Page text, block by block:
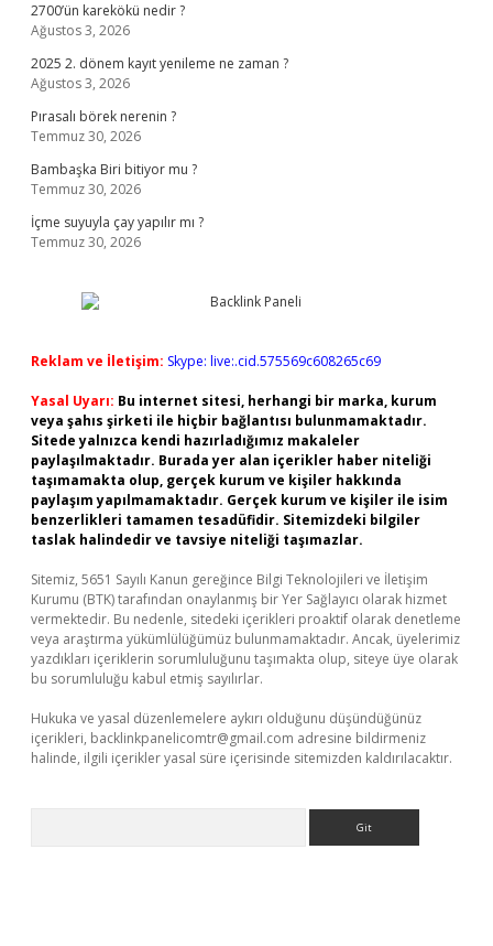
2700’ün karekökü nedir ?
Ağustos 3, 2026
2025 2. dönem kayıt yenileme ne zaman ?
Ağustos 3, 2026
Pırasalı börek nerenin ?
Temmuz 30, 2026
Bambaşka Biri bitiyor mu ?
Temmuz 30, 2026
İçme suyuyla çay yapılır mı ?
Temmuz 30, 2026
Reklam ve İletişim: Skype: live:.cid.575569c608265c69
Yasal Uyarı: Bu internet sitesi, herhangi bir marka, kurum
veya şahıs şirketi ile hiçbir bağlantısı bulunmamaktadır.
Sitede yalnızca kendi hazırladığımız makaleler
paylaşılmaktadır. Burada yer alan içerikler haber niteliği
taşımamakta olup, gerçek kurum ve kişiler hakkında
paylaşım yapılmamaktadır. Gerçek kurum ve kişiler ile isim
benzerlikleri tamamen tesadüfidir. Sitemizdeki bilgiler
taslak halindedir ve tavsiye niteliği taşımazlar.
Sitemiz, 5651 Sayılı Kanun gereğince Bilgi Teknolojileri ve İletişim
Kurumu (BTK) tarafından onaylanmış bir Yer Sağlayıcı olarak hizmet
vermektedir. Bu nedenle, sitedeki içerikleri proaktif olarak denetleme
veya araştırma yükümlülüğümüz bulunmamaktadır. Ancak, üyelerimiz
yazdıkları içeriklerin sorumluluğunu taşımakta olup, siteye üye olarak
bu sorumluluğu kabul etmiş sayılırlar.
Hukuka ve yasal düzenlemelere aykırı olduğunu düşündüğünüz
içerikleri, backlinkpanelicomtr@gmail.com adresine bildirmeniz
halinde, ilgili içerikler yasal süre içerisinde sitemizden kaldırılacaktır.